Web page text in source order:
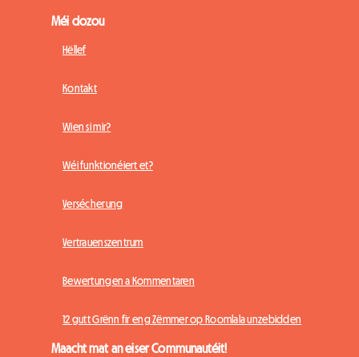
Méi dozou
Hëllef
Kontakt
Wien si mir?
Wéi funktionéiert et?
Versécherung
Vertrauenszentrum
Bewertungen a Kommentaren
12 gutt Grënn fir eng Zëmmer op Roomlala unzebidden
Maacht mat an eiser Communautéit!